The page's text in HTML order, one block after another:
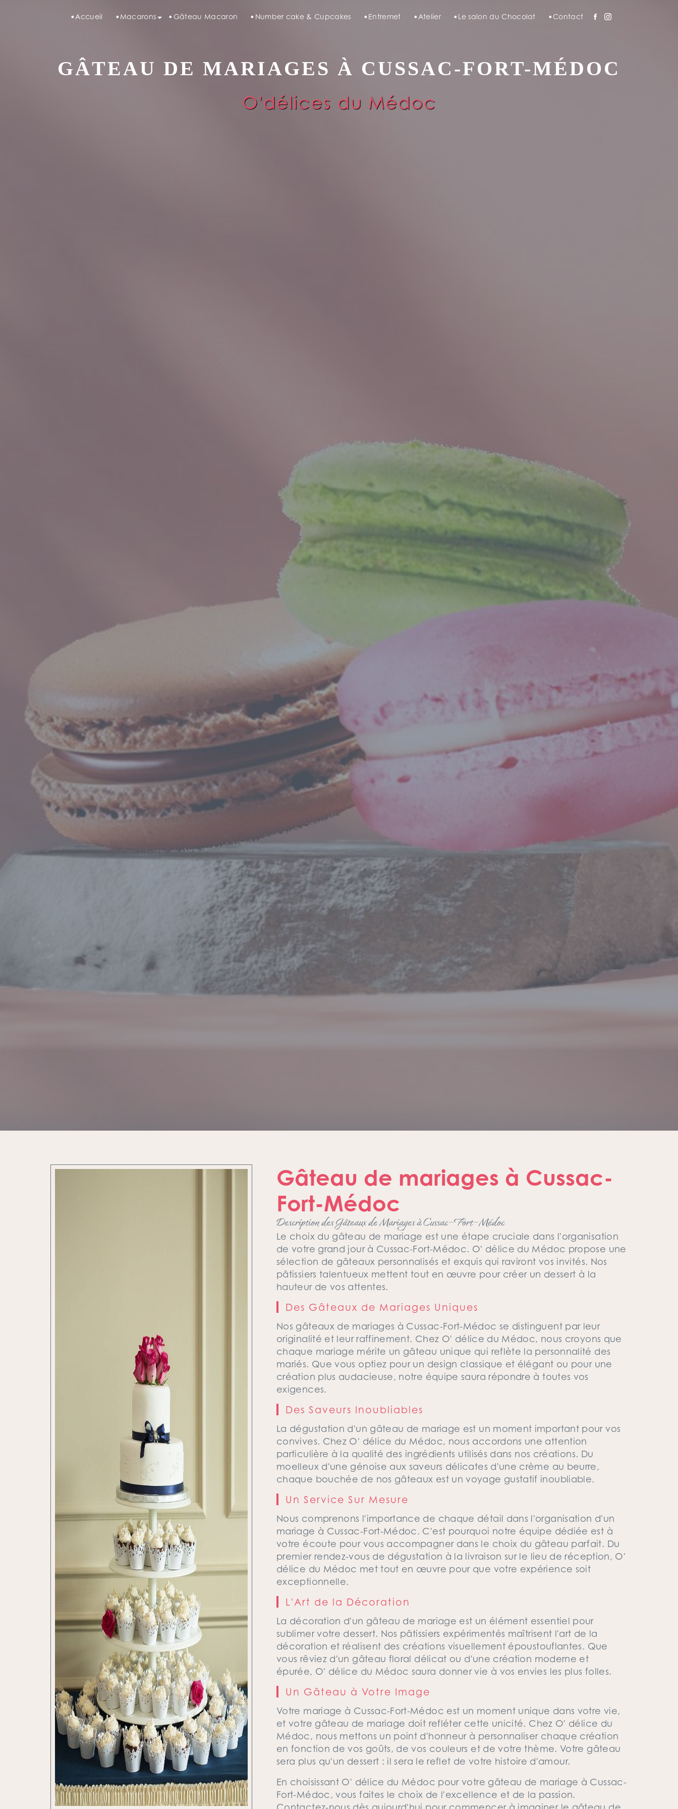
Accueil Macarons Gâteau Macaron Number cake & Cupcakes Entremet Atelier Le salon du Chocolat Contact
GÂTEAU DE MARIAGES À CUSSAC-FORT-MÉDOC
O'délices du Médoc
Gâteau de mariages à Cussac-
Fort-Médoc
Description des Gâteaux de Mariages à Cussac-Fort-Médoc
Le choix du gâteau de mariage est une étape cruciale dans l'organisation
de votre grand jour à Cussac-Fort-Médoc. O' délice du Médoc propose une
sélection de gâteaux personnalisés et exquis qui raviront vos invités. Nos
pâtissiers talentueux mettent tout en œuvre pour créer un dessert à la
hauteur de vos attentes.
Des Gâteaux de Mariages Uniques
Nos gâteaux de mariages à Cussac-Fort-Médoc se distinguent par leur
originalité et leur raffinement. Chez O' délice du Médoc, nous croyons que
chaque mariage mérite un gâteau unique qui reflète la personnalité des
mariés. Que vous optiez pour un design classique et élégant ou pour une
création plus audacieuse, notre équipe saura répondre à toutes vos
exigences.
Des Saveurs Inoubliables
La dégustation d'un gâteau de mariage est un moment important pour vos
convives. Chez O' délice du Médoc, nous accordons une attention
particulière à la qualité des ingrédients utilisés dans nos créations. Du
moelleux d'une génoise aux saveurs délicates d'une crème au beurre,
chaque bouchée de nos gâteaux est un voyage gustatif inoubliable.
Un Service Sur Mesure
Nous comprenons l'importance de chaque détail dans l'organisation d'un
mariage à Cussac-Fort-Médoc. C'est pourquoi notre équipe dédiée est à
votre écoute pour vous accompagner dans le choix du gâteau parfait. Du
premier rendez-vous de dégustation à la livraison sur le lieu de réception, O'
délice du Médoc met tout en œuvre pour que votre expérience soit
exceptionnelle.
L'Art de la Décoration
La décoration d'un gâteau de mariage est un élément essentiel pour
sublimer votre dessert. Nos pâtissiers expérimentés maîtrisent l'art de la
décoration et réalisent des créations visuellement époustouflantes. Que
vous rêviez d'un gâteau floral délicat ou d'une création moderne et
épurée, O' délice du Médoc saura donner vie à vos envies les plus folles.
Un Gâteau à Votre Image
Votre mariage à Cussac-Fort-Médoc est un moment unique dans votre vie,
et votre gâteau de mariage doit refléter cette unicité. Chez O' délice du
Médoc, nous mettons un point d'honneur à personnaliser chaque création
en fonction de vos goûts, de vos couleurs et de votre thème. Votre gâteau
sera plus qu'un dessert : il sera le reflet de votre histoire d'amour.
En choisissant O' délice du Médoc pour votre gâteau de mariage à Cussac-
Fort-Médoc, vous faites le choix de l'excellence et de la passion.